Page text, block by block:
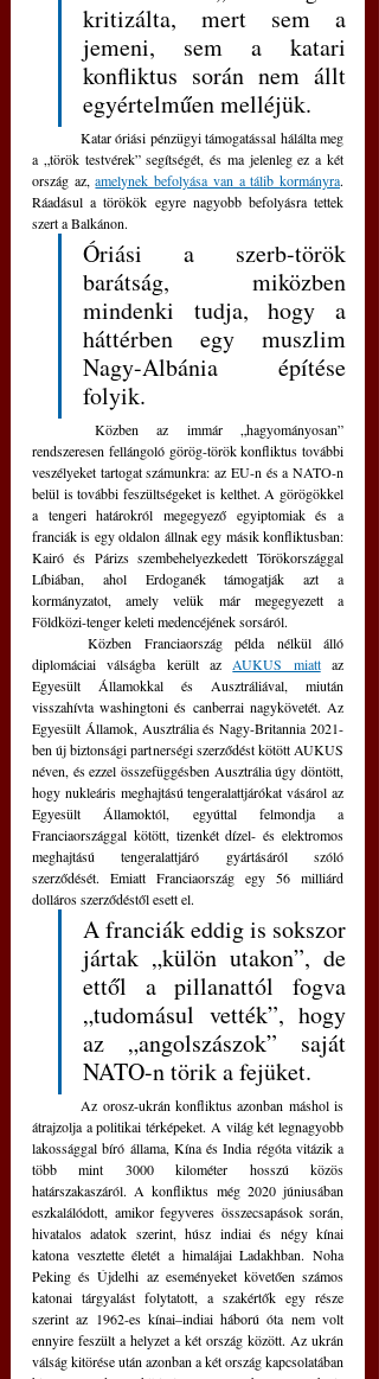
kritizálta, mert sem a
jemeni, sem a katari
konfliktus során nem állt
egyértelműen melléjük.
a „török testvérek” segítségét, és ma jelenleg ez a két
ország az, amelynek befolyása van a tálib kormányra.
Ráadásul a törökök egyre nagyobb befolyásra tettek
szert a Balkánon.
Óriási a szerb-török
barátság, miközben
mindenki tudja, hogy a
háttérben egy muszlim
Nagy-Albánia építése
folyik.
rendszeresen fellángoló görög-török konfliktus további
veszélyeket tartogat számunkra: az EU-n és a NATO-n
belül is további feszültségeket is kelthet. A görögökkel
a tengeri határokról megegyező egyiptomiak és a
franciák is egy oldalon állnak egy másik konfliktusban:
Kairó és Párizs szembehelyezkedett Törökországgal
Líbiában, ahol Erdoganék támogatják azt a
kormányzatot, amely velük már megegyezett a
Földközi-tenger keleti medencéjének sorsáról.
	Közben Franciaország példa nélkül álló
diplomáciai válságba került az AUKUS miatt az
Egyesült Államokkal és Ausztráliával, miután
visszahívta washingtoni és canberrai nagykövetét. Az
Egyesült Államok, Ausztrália és Nagy-Britannia 2021-
ben új biztonsági partnerségi szerződést kötött AUKUS
néven, és ezzel összefüggésben Ausztrália úgy döntött,
hogy nukleáris meghajtású tengeralattjárókat vásárol az
Egyesült Államoktól, egyúttal felmondja a
Franciaországgal kötött, tizenkét dízel- és elektromos
meghajtású tengeralattjáró gyártásáról szóló
szerződését. Emiatt Franciaország egy 56 milliárd
dolláros szerződéstől esett el.
A franciák eddig is sokszor
jártak „külön utakon”, de
ettől a pillanattól fogva
„tudomásul vették”, hogy
az „angolszászok” saját
NATO-n törik a fejüket.
	Az orosz-ukrán konfliktus azonban máshol is
átrajzolja a politikai térképeket. A világ két legnagyobb
lakossággal bíró állama, Kína és India régóta vitázik a
több mint 3000 kilométer hosszú közös
határszakaszáról. A konfliktus még 2020 júniusában
eszkalálódott, amikor fegyveres összecsapások során,
hivatalos adatok szerint, húsz indiai és négy kínai
katona vesztette életét a himalájai Ladakhban. Noha
Peking és Újdelhi az eseményeket követően számos
katonai tárgyalást folytatott, a szakértők egy része
szerint az 1962-es kínai–indiai háború óta nem volt
ennyire feszült a helyzet a két ország között. Az ukrán
válság kitörése után azonban a két ország kapcsolatában